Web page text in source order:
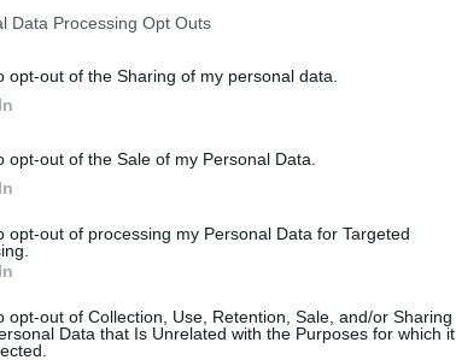
Data Processing Opt Outs
opt-out of the Sharing of my personal data.
opt-out of the Sale of my Personal Data.
opt-out of processing my Personal Data for Targeted
opt-out of Collection, Use, Retention, Sale, and/or Sharing
Data that Is Unrelated with the Purposes for which it
a járgányból.
szerelmeseinek. Bár technikai
eddig kiadott CS modellekből kiindulva itt is
a karbonszálas műanyagok indokolatlan
A súlycsökkentés érdekében valószínűleg az
sajátja.
belenyúlnak a bajorok legalább vezérlő
teljesítményénél is valamivel többre
a 3-as és a 4-es szériát, így
combosabb megoldásokkal. Sőt, az is lehet,